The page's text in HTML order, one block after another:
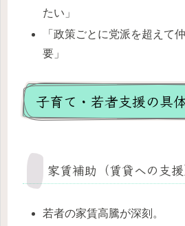
たい」
「政策ごとに党派を超えて
要」
子育て・若者支援の具
家賃補助（賃貸への支援
若者の家賃高騰が深刻。